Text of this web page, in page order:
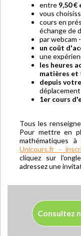
entre 9,50 €
vous
cours en
échange de
par webcam -
un coût
une
les heures
matières et
depuis
déplacement
1er cours
Tous les
Pour mettre en
mathématiques à
Unicours.fr -
cliquez sur
adressez une
Consultez